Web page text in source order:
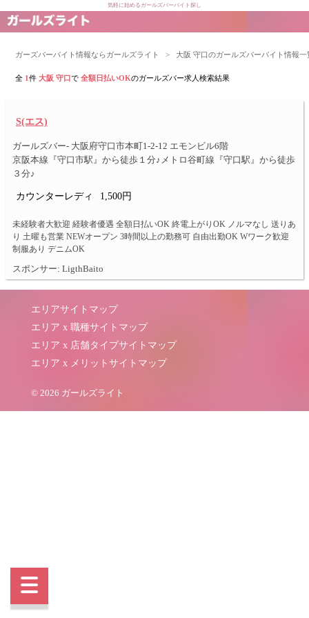
気軽に始めるガールズバーバイト探し
ガーズバーバイト情報ならガールズライト > 大阪 守口のガールズバーバイト情報一
全 1件大阪 守口で全額日払いOKのガールズバー求人検索結果
S(エス)
ガールズバー- 大阪府守口市本町1-2-12 エモンビル6階
京阪本線『守口市駅』から徒歩１分♪メトロ谷町線『守口駅』から徒歩
３分♪
カウンターレディ 1,500円
未経験者大歓迎 経験者優遇 全額日払いOK 終電上がりOK ノルマなし 送りあ
り 土曜も営業 NEWオープン 3時間以上の勤務可 自由出勤OK Wワーク歓迎
制服あり デニムOK
スポンサー: LigthBaito
エリアサイトマップ
エリア x 職種サイトマップ
エリア x 店舗タイプサイトマップ
エリア x メリットサイトマップ
© 2026 ガールズライト